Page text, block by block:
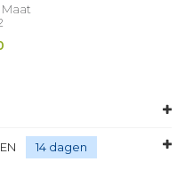
Maat
14 dagen